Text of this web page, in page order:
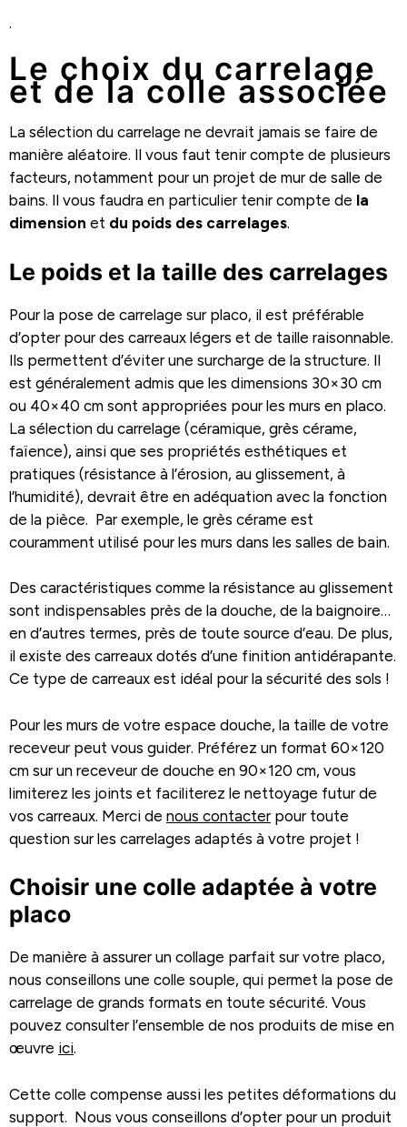
.
Le choix du carrelage
et de la colle associée
La sélection du carrelage ne devrait jamais se faire de
manière aléatoire. Il vous faut tenir compte de plusieurs
facteurs, notamment pour un projet de mur de salle de
bains. Il vous faudra en particulier tenir compte de la
dimension et du poids des carrelages.
Le poids et la taille des carrelages
Pour la pose de carrelage sur placo, il est préférable
d’opter pour des carreaux légers et de taille raisonnable.
Ils permettent d’éviter une surcharge de la structure. Il
est généralement admis que les dimensions 30×30 cm
ou 40×40 cm sont appropriées pour les murs en placo.
La sélection du carrelage (céramique, grès cérame,
faïence), ainsi que ses propriétés esthétiques et
pratiques (résistance à l’érosion, au glissement, à
l’humidité), devrait être en adéquation avec la fonction
de la pièce. Par exemple, le grès cérame est
couramment utilisé pour les murs dans les salles de bain.
Des caractéristiques comme la résistance au glissement
sont indispensables près de la douche, de la baignoire…
en d’autres termes, près de toute source d’eau. De plus,
il existe des carreaux dotés d’une finition antidérapante.
Ce type de carreaux est idéal pour la sécurité des sols !
Pour les murs de votre espace douche, la taille de votre
receveur peut vous guider. Préférez un format 60×120
cm sur un receveur de douche en 90×120 cm, vous
limiterez les joints et faciliterez le nettoyage futur de
vos carreaux. Merci de nous contacterpour toute
question sur les carrelages adaptés à votre projet !
Choisir une colle adaptée à votre
placo
De manière à assurer un collage parfait sur votre placo,
nous conseillons une colle souple, qui permet la pose de
carrelage de grands formats en toute sécurité. Vous
pouvez consulter l’ensemble de nos produits de mise en
œuvre ici.
Cette colle compense aussi les petites déformations du
support. Nous vous conseillons d’opter pour un produit